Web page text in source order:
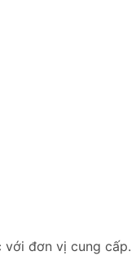
với đơn vị cung cấp.